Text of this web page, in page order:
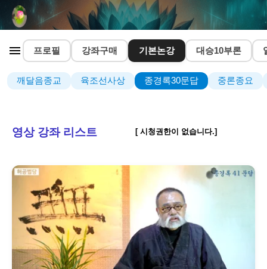
프로필 강좌구매 기본논강 대승10부론
깨달음종교 육조선사상 종경록30문답 중론종요
영상 강좌 리스트 [ 시청권한이 없습니다.]